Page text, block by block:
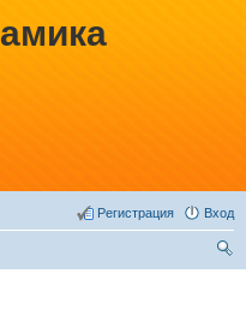
Вход
Регистрация